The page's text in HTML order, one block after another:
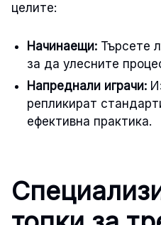
целите:
Начинаещи: Търсете
за да улесните
Напреднали играчи:
репликират
ефективна практика.